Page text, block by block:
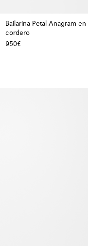
Bailarina Petal Anagram
cordero
950€